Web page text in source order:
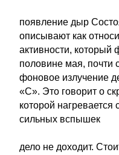
появление дыр
описывают как
активности, который
половине мая, почти
фоновое излучение
«С». Это говорит о
которой нагревается
сильных вспышек
дело не доходит.